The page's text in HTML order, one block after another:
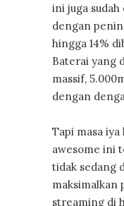
ini juga
dengan
hingga 14%
Baterai yang
massif,
dengan
Tapi masa
awesome ini
tidak sedang
maksimalkan
streaming di